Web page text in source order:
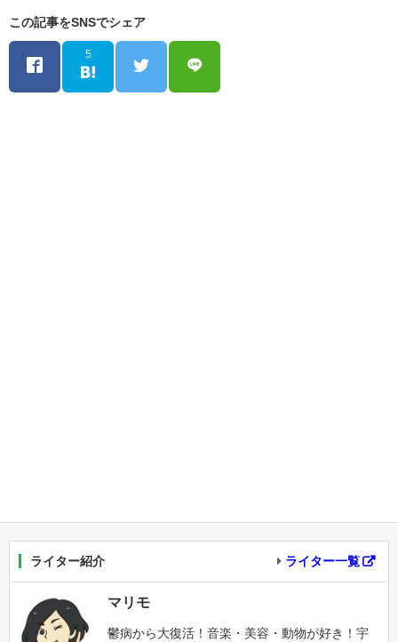
この記事をSNSでシェア
5
ライター紹介 ライター一覧
マリモ
鬱病から大復活！音楽・美容・動物が好き！宇